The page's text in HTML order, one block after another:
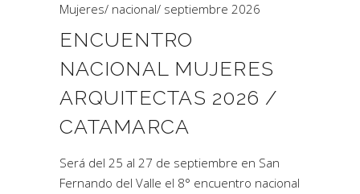
Mujeres/ nacional/ septiembre 2026
ENCUENTRO
NACIONAL MUJERES
ARQUITECTAS 2026 /
CATAMARCA
Será del 25 al 27 de septiembre en San
Fernando del Valle el 8° encuentro nacional